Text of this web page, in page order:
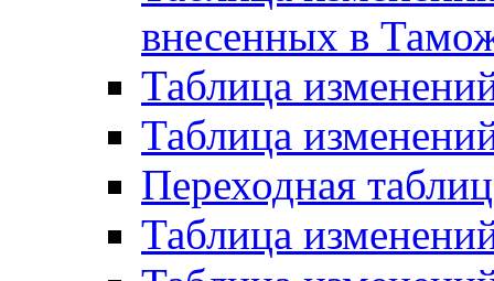
внесенных в
Таблица
Таблица
Переходная
Таблица